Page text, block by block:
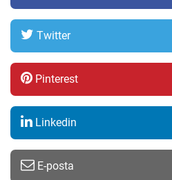
Twitter
Pinterest
Linkedin
E-posta